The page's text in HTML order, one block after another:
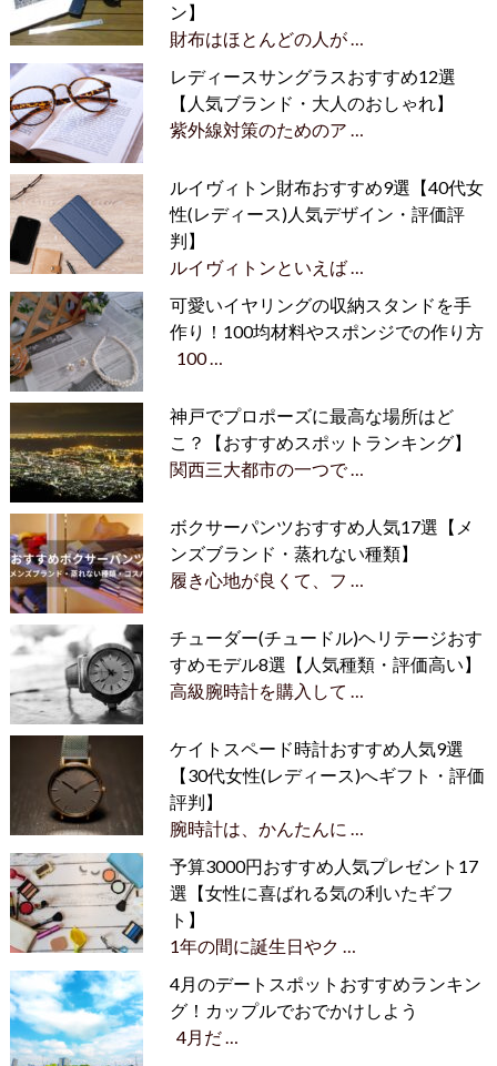
ン】
財布はほとんどの人が …
レディースサングラスおすすめ12選
【人気ブランド・大人のおしゃれ】
紫外線対策のためのア …
ルイヴィトン財布おすすめ9選【40代女
性(レディース)人気デザイン・評価評
判】
ルイヴィトンといえば …
可愛いイヤリングの収納スタンドを手
作り！100均材料やスポンジでの作り方
100 …
神戸でプロポーズに最高な場所はど
こ？【おすすめスポットランキング】
関西三大都市の一つで …
ボクサーパンツおすすめ人気17選【メ
ンズブランド・蒸れない種類】
履き心地が良くて、フ …
チューダー(チュードル)ヘリテージおす
すめモデル8選【人気種類・評価高い】
高級腕時計を購入して …
ケイトスペード時計おすすめ人気9選
【30代女性(レディース)へギフト・評価
評判】
腕時計は、かんたんに …
予算3000円おすすめ人気プレゼント17
選【女性に喜ばれる気の利いたギフ
ト】
1年の間に誕生日やク …
4月のデートスポットおすすめランキン
グ！カップルでおでかけしよう
4月だ …